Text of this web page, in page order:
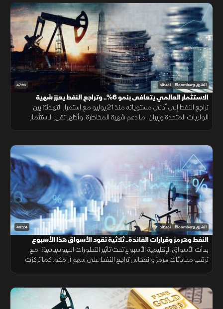
47:16 الشرق Bloomberg اقتصاد
الاستثمار العالمي يتعافى بنمو 6%.. وتراجع النفط يعزز شهية
المخاطرة
تراجع النفط إلى أدنى مستوياته منذ 21 يوليو مع استمرار التهدئة بين
الولايات المتحدة وإيران، ما دعم شهية المخاطرة. وأظهر تقرير الاستثمار
43:24 الشرق Bloomberg اقتصاد
النفط وهرمز وقرارات الفائدة.. ثلاثية تقود الأسواق هذا الأسبوع
بدأت الأسواق الإقليمية الأسبوع تحت تأثير التطورات الجيوسياسية، مع
ترقب محادثات هرمز وانعكاس تراجع النفط على سهم أرامكو. كما تركزت